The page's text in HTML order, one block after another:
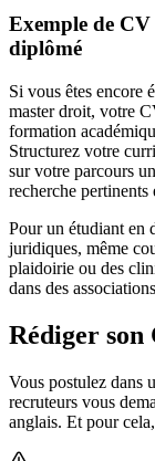
Exemple de
diplômé
Si vous êtes encore
master droit, votre
formation
Structurez votre
sur votre parcours
recherche
Pour un étudiant en
juridiques, même
plaidoirie ou des
dans des
Rédiger son
Vous postulez dans
recruteurs vous
anglais. Et pour